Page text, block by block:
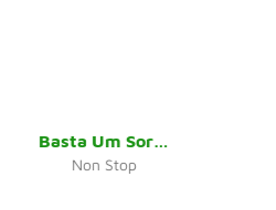
Basta Um Sorriso
Non Stop